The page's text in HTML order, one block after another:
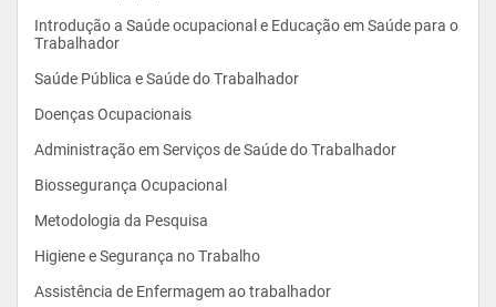
Objetivos do curso
Capacitar o profissional graduado em Enfermagem para atuar
na área da saúde ocupacional atendendo as diretrizes da
Política Nacional de Saúde do Trabalhador. Desenvolvendo o
conhecimento, as habilidades e as atitudes necessárias para a
excelência em seu exercício profissional.
Objetivo Específico
Introdução a Saúde ocupacional e Educação em Saúde para o
Trabalhador
Saúde Pública e Saúde do Trabalhador
Doenças Ocupacionais
Administração em Serviços de Saúde do Trabalhador
Biossegurança Ocupacional
Metodologia da Pesquisa
Higiene e Segurança no Trabalho
Assistência de Enfermagem ao trabalhador